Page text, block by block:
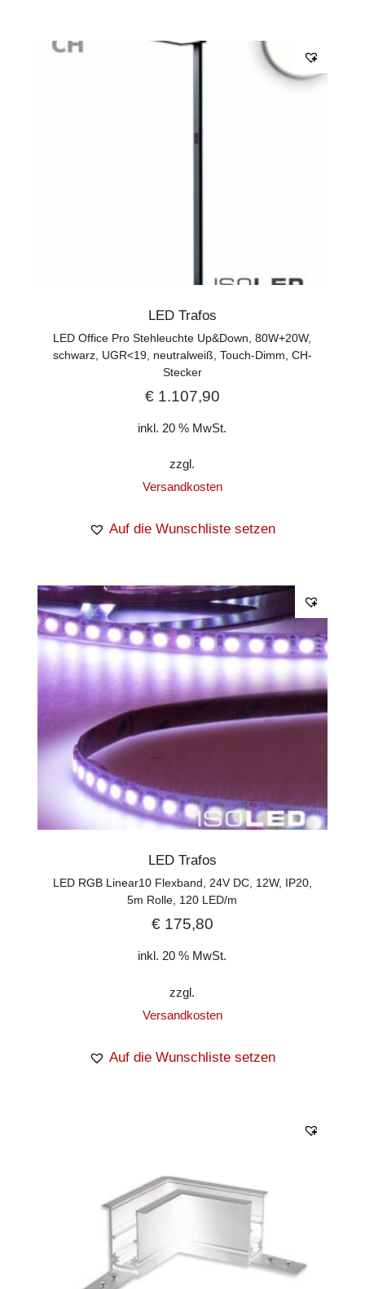
LED Trafos
LED Office Pro Stehleuchte Up&Down, 80W+20W,
schwarz, UGR<19, neutralweiß, Touch-Dimm, CH-
Stecker
€1.107,90
inkl. 20 % MwSt.
zzgl.
Versandkosten
Auf die Wunschliste setzen
LED Trafos
LED RGB Linear10 Flexband, 24V DC, 12W, IP20,
5m Rolle, 120 LED/m
€175,80
inkl. 20 % MwSt.
zzgl.
Versandkosten
Auf die Wunschliste setzen